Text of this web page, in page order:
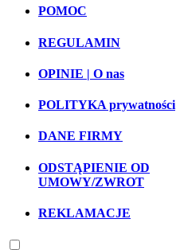
POMOC
REGULAMIN
OPINIE | O nas
POLITYKA prywatności
DANE FIRMY
ODSTĄPIENIE OD
UMOWY/ZWROT
REKLAMACJE